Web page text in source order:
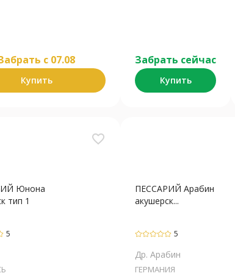
c 07.08
Купить
Забрать сейчас
Купить
favorite_border
Юнона
тип 1
5
ПЕССАРИЙ Арабин
акушерск...
5
Др. Арабин
ГЕРМАНИЯ